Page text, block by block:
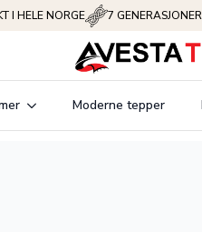
I HELE NORGE 7
Moderne tepper